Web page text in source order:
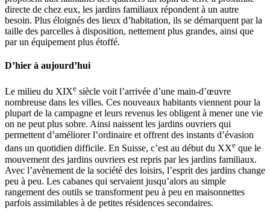
directe de chez eux, les jardins familiaux répondent à un autre
besoin. Plus éloignés des lieux d’habitation, ils se démarquent par la
taille des parcelles à disposition, nettement plus grandes, ainsi que
par un équipement plus étoffé.
D’hier à aujourd’hui
Le milieu du XIXe siècle voit l’arrivée d’une main-d’œuvre
nombreuse dans les villes. Ces nouveaux habitants viennent pour la
plupart de la campagne et leurs revenus les obligent à mener une vie
on ne peut plus sobre. Ainsi naissent les jardins ouvriers qui
permettent d’améliorer l’ordinaire et offrent des instants d’évasion
dans un quotidien difficile. En Suisse, c’est au début du XXe que le
mouvement des jardins ouvriers est repris par les jardins familiaux.
Avec l’avènement de la société des loisirs, l’esprit des jardins change
peu à peu. Les cabanes qui servaient jusqu’alors au simple
rangement des outils se transforment peu à peu en maisonnettes
parfois assimilables à de petites résidences secondaires.